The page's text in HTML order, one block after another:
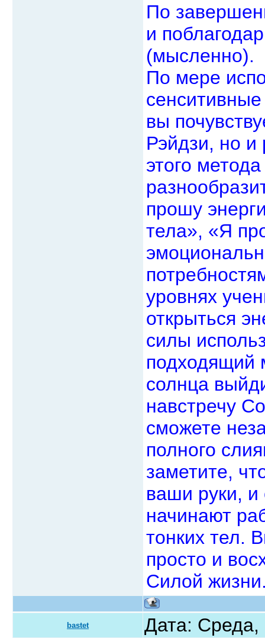
По
и
(мысленно).
По мере
сенситивные
вы
Рэйдзи, но
этого
прошу
тела», «Я
уровнях
открыться
силы
подходящий
солнца
навстречу
сможете
полного
заметите,
ваши руки, и
начинают
тонких тел.
просто и
Силой
bastet Дата: